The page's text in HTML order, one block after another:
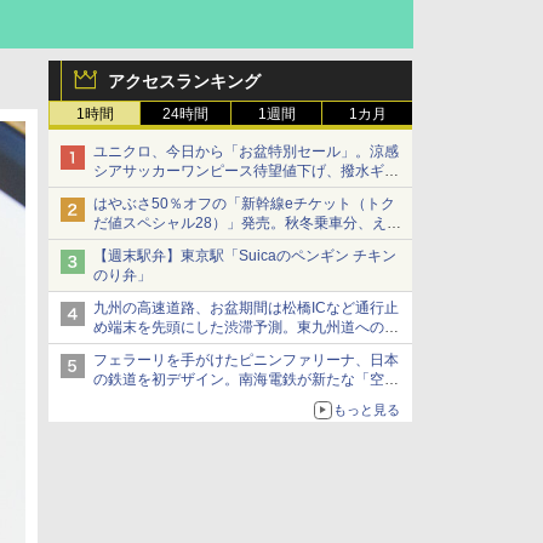
アクセスランキング
1時間 24時間 1週間 1カ月
ユニクロ、今日から「お盆特別セール」。涼感
シアサッカーワンピース待望値下げ、撥水ギア
ショーツは1990円に
はやぶさ50％オフの「新幹線eチケット（トク
だ値スペシャル28）」発売。秋冬乗車分、えき
ねっと限定
【週末駅弁】東京駅「Suicaのペンギン チキン
のり弁」
九州の高速道路、お盆期間は松橋ICなど通行止
め端末を先頭にした渋滞予測。東九州道への迂
回は料金調整を実施
フェラーリを手がけたピニンファリーナ、日本
の鉄道を初デザイン。南海電鉄が新たな「空港
もっと見る